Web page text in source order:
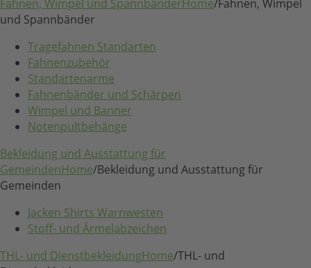
Fahnen, Wimpel und SpannbänderHome/Fahnen, Wimpel
und Spannbänder
Tragefahnen Standarten
Fahnenzubehör
Standartenarme
Fahnenbänder und Schärpen
Wimpel und Banner
Notenpultbehänge
Bekleidung und Ausstattung für
GemeindenHome/Bekleidung und Ausstattung für
Gemeinden
Jacken Shirts Warnwesten
Stoff- und Ärmelabzeichen
THL- und DienstbekleidungHome/THL- und